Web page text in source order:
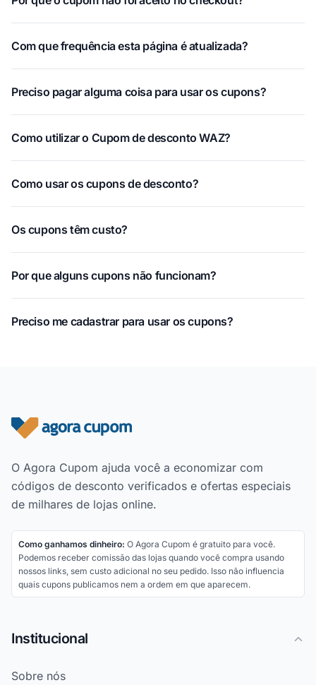
Com que frequência esta página é atualizada?
Preciso pagar alguma coisa para usar os cupons?
Como utilizar o Cupom de desconto WAZ?
Como usar os cupons de desconto?
Os cupons têm custo?
Por que alguns cupons não funcionam?
Preciso me cadastrar para usar os cupons?
Rodapé do site
O Agora Cupom ajuda você a economizar com
códigos de desconto verificados e ofertas especiais
de milhares de lojas online.
Como ganhamos dinheiro: O Agora Cupom é gratuito para você.
Podemos receber comissão das lojas quando você compra usando
nossos links, sem custo adicional no seu pedido. Isso não influencia
quais cupons publicamos nem a ordem em que aparecem.
Institucional
Sobre nós